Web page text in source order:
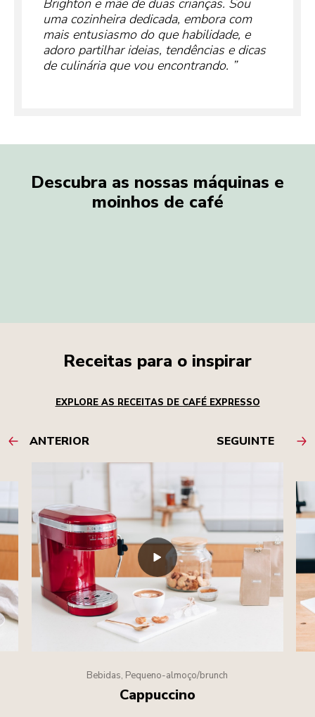
Brighton e mãe de duas crianças. Sou
uma cozinheira dedicada, embora com
mais entusiasmo do que habilidade, e
adoro partilhar ideias, tendências e dicas
de culinária que vou encontrando.
Descubra as nossas máquinas e
moinhos de café
Receitas para o inspirar
EXPLORE AS RECEITAS DE CAFÉ EXPRESSO
ANTERIOR SEGUINTE
Bebidas, Pequeno-almoço/brunch
Cappuccino